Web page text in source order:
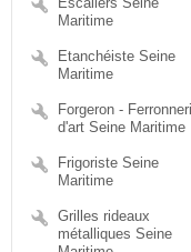
Maritime
Etanchéiste Seine
Maritime
Forgeron -
d'art Seine Maritime
Frigoriste Seine
Maritime
Grilles rideaux
métalliques Seine